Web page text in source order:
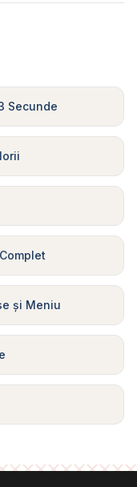
Secunde
și Meniu